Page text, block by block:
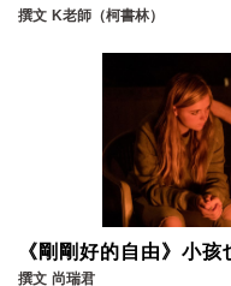
孩子一起面對建立良好
撰文 K老師（柯書林）
《剛剛好的自由》小
子安定力量的家長
撰文 尚瑞君